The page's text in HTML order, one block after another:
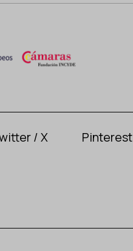
/ X Pinterest